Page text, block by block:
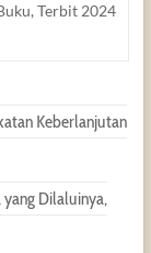
, Terbit 2024
Keberlanjutan
yang Dilaluinya,